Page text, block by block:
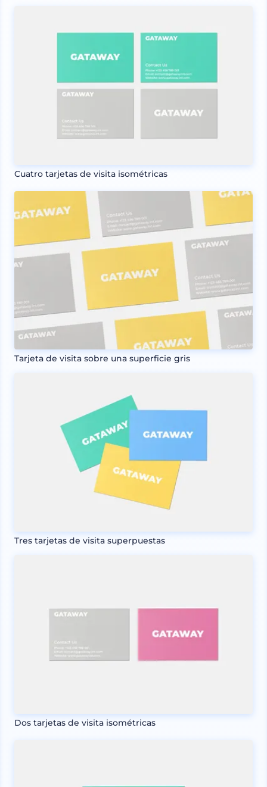
Cuatro tarjetas de visita isométricas
Tarjeta de visita sobre una superficie gris
Tres tarjetas de visita superpuestas
Dos tarjetas de visita isométricas